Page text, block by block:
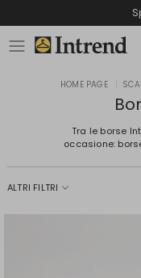
HOME PAGE
Tra le borse
occasione:
ALTRI FILTRI